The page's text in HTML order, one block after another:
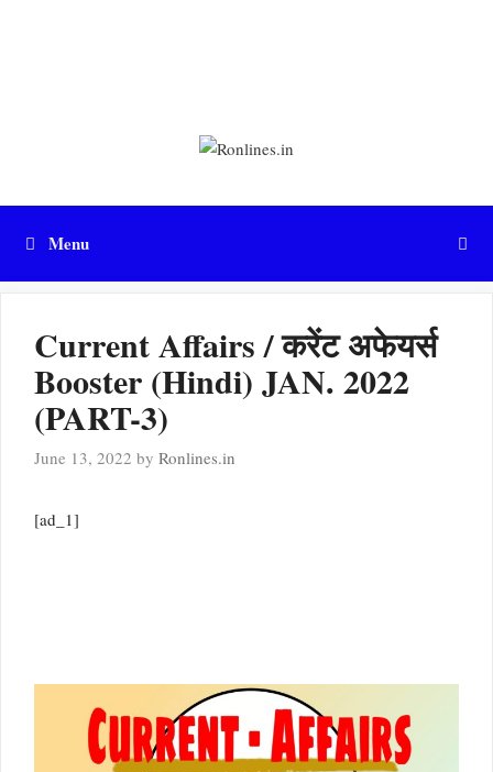
Menu
Current Affairs / करेंट अफेयर्स
Booster (Hindi) JAN. 2022
(PART-3)
June 13, 2022 by Ronlines.in
[ad_1]